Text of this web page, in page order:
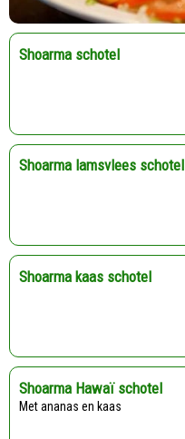
Shoarma schotel
Shoarma lamsvlees schotel
Shoarma kaas schotel
Shoarma Hawaï schotel
Met ananas en kaas